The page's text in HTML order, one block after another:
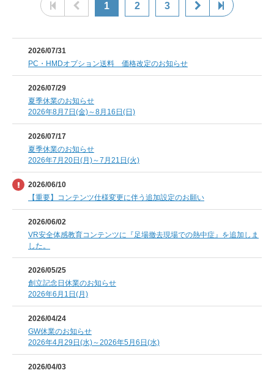
1 2 3
2026/07/31
PC・HMDオプション送料 価格改定のお知らせ
2026/07/29
夏季休業のお知らせ
2026年8月7日(金)～8月16日(日)
2026/07/17
夏季休業のお知らせ
2026年7月20日(月)～7月21日(火)
2026/06/10
【重要】コンテンツ仕様変更に伴う追加設定のお願い
2026/06/02
VR安全体感教育コンテンツに『足場撤去現場での熱中症』を追加しま
した。
2026/05/25
創立記念日休業のお知らせ
2026年6月1日(月)
2026/04/24
GW休業のお知らせ
2026年4月29日(水)～2026年5月6日(水)
2026/04/03